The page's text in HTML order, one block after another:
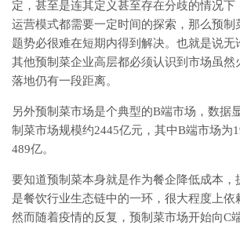
定，甚至是连其定义甚至存在分歧的情况下
运营模式都需要一定时间的探索，那么预制
题势必很难在短期内得到解决。也就是说无
其他预制菜企业高层都必须认识到市场虽然
落地仍有一段距离。
另外预制菜市场是个典型的B端市场，数据
制菜市场规模约2445亿元，其中B端市场为
489亿。
要知道预制菜本身就是作为餐企降低成本，
是餐饮行业生态链中的一环，很大程度上依
然而随着疫情的反复，预制菜市场开始向C